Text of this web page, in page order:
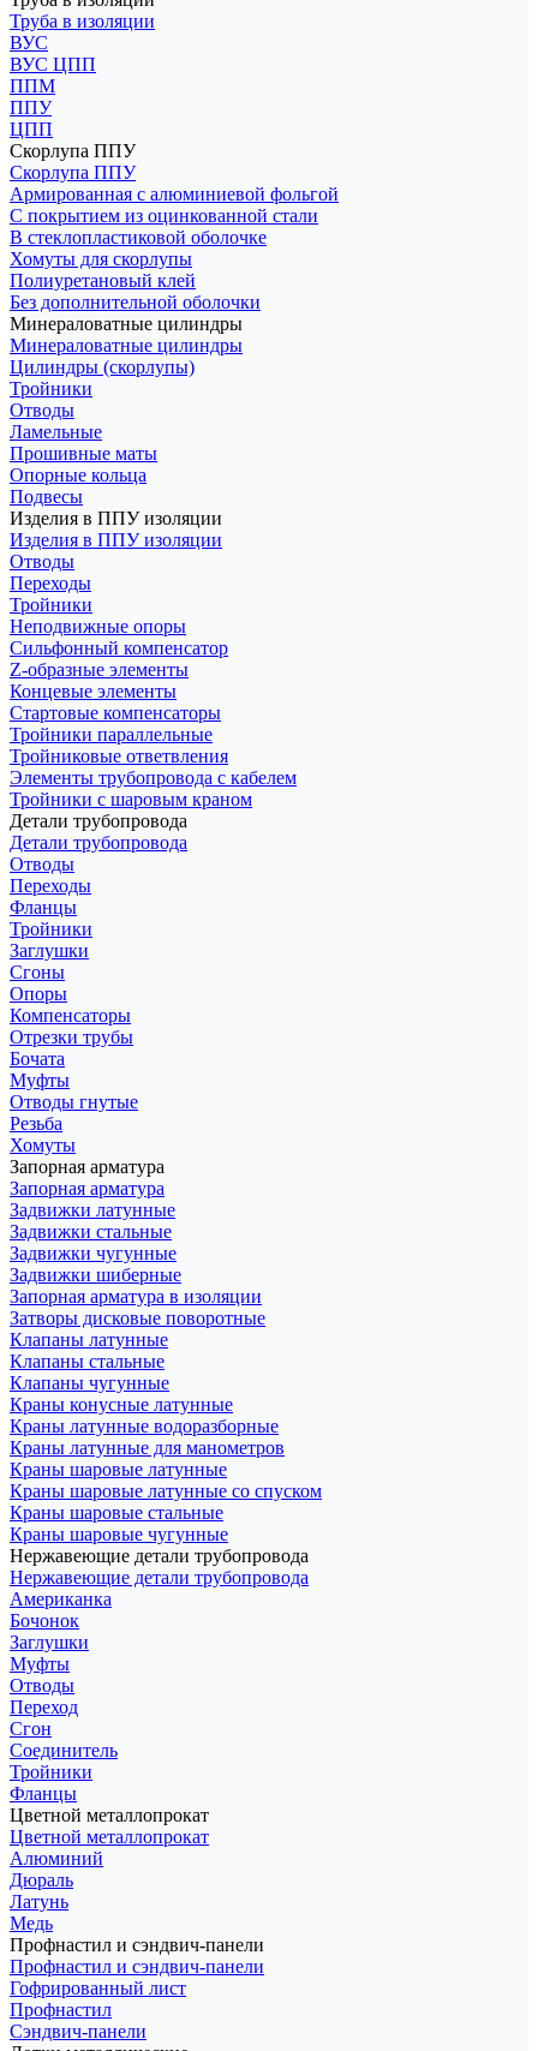
Труба в изоляции
ВУС
ВУС ЦПП
ППМ
ППУ
ЦПП
Скорлупа ППУ
Скорлупа ППУ
Армированная с алюминиевой фольгой
С покрытием из оцинкованной стали
В стеклопластиковой оболочке
Хомуты для скорлупы
Полиуретановый клей
Без дополнительной оболочки
Минераловатные цилиндры
Минераловатные цилиндры
Цилиндры (скорлупы)
Тройники
Отводы
Ламельные
Прошивные маты
Опорные кольца
Подвесы
Изделия в ППУ изоляции
Изделия в ППУ изоляции
Отводы
Переходы
Тройники
Неподвижные опоры
Cильфонный компенсатор
Z-образные элементы
Концевые элементы
Стартовые компенсаторы
Тройники параллельные
Тройниковые ответвления
Элементы трубопровода с кабелем
Тройники с шаровым краном
Детали трубопровода
Детали трубопровода
Отводы
Переходы
Фланцы
Тройники
Заглушки
Сгоны
Опоры
Компенсаторы
Отрезки трубы
Бочата
Муфты
Отводы гнутые
Резьба
Хомуты
Запорная арматура
Запорная арматура
Задвижки латунные
Задвижки стальные
Задвижки чугунные
Задвижки шиберные
Запорная арматура в изоляции
Затворы дисковые поворотные
Клапаны латунные
Клапаны стальные
Клапаны чугунные
Краны конусные латунные
Краны латунные водоразборные
Краны латунные для манометров
Краны шаровые латунные
Краны шаровые латунные со спуском
Краны шаровые стальные
Краны шаровые чугунные
Нержавеющие детали трубопровода
Нержавеющие детали трубопровода
Американка
Бочонок
Заглушки
Муфты
Отводы
Переход
Сгон
Соединитель
Тройники
Фланцы
Цветной металлопрокат
Цветной металлопрокат
Алюминий
Дюраль
Латунь
Медь
Профнастил и сэндвич-панели
Профнастил и сэндвич-панели
Гофрированный лист
Профнастил
Сэндвич-панели